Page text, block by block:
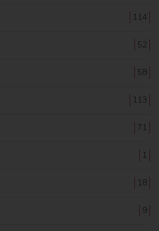
114
52
58
113
71
1
18
9